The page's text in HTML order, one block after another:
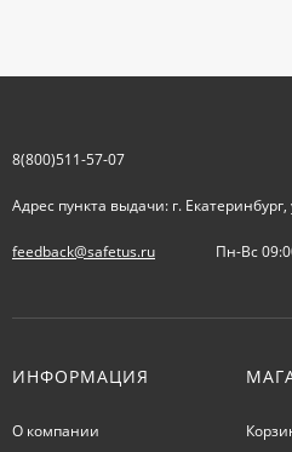
8(800)511-57-07
Адрес пункта выдачи: г.
feedback@safetus.ru Пн-Вс
ИНФОРМАЦИЯ
О компании